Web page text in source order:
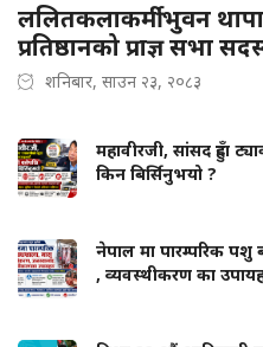
ललितकलाकर्मी भुवन थापा
प्रतिष्ठानको प्राज्ञ सभा
शनिबार, साउन २३, २०८३
महावीरजी, सांसद हुँदा
किन बिर्सिनुभयो ?
नेपाल मा पारम्परिक
, व्यवस्थीकरण का